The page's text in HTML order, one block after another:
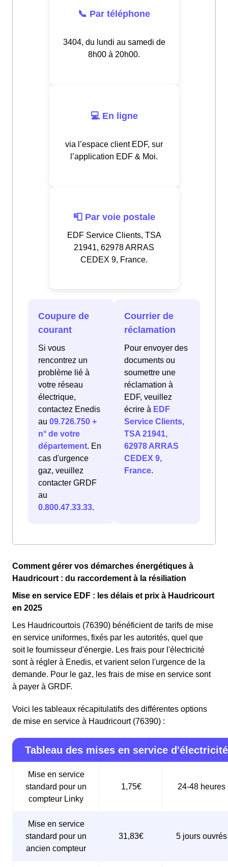
📞 Par téléphone
3404, du lundi au samedi de
8h00 à 20h00.
💻 En ligne
via l’espace client EDF, sur
l’application EDF & Moi.
📮 Par voie postale
EDF Service Clients, TSA
21941, 62978 ARRAS
CEDEX 9, France.
Coupure de
courant
Si vous
rencontrez un
problème lié à
votre réseau
électrique,
contactez Enedis
au 09.726.750 +
n° de votre
département. En
cas d'urgence
gaz, veuillez
contacter GRDF
au
0.800.47.33.33.
Courrier de
réclamation
Pour envoyer des
documents ou
soumettre une
réclamation à
EDF, veuillez
écrire à EDF
Service Clients,
TSA 21941,
62978 ARRAS
CEDEX 9,
France.
Comment gérer vos démarches énergétiques à
Haudricourt : du raccordement à la résiliation
Mise en service EDF : les délais et prix à Haudricourt
en 2025
Les Haudricourtois (76390) bénéficient de tarifs de mise
en service uniformes, fixés par les autorités, quel que
soit le fournisseur d'énergie. Les frais pour l'électricité
sont à régler à Enedis, et varient selon l'urgence de la
demande. Pour le gaz, les frais de mise en service sont
à payer à GRDF.
Voici les tableaux récapitulatifs des différentes options
de mise en service à Haudricourt (76390) :
Tableau des mises en service d'électricité
Mise en service
standard pour un
compteur Linky
1,75€ 24-48 heures
Mise en service
standard pour un
ancien compteur
31,83€ 5 jours ouvrés